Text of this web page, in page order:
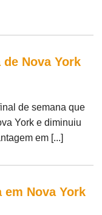
Nova York
de semana que
York e diminuiu
em [...]
em Nova York